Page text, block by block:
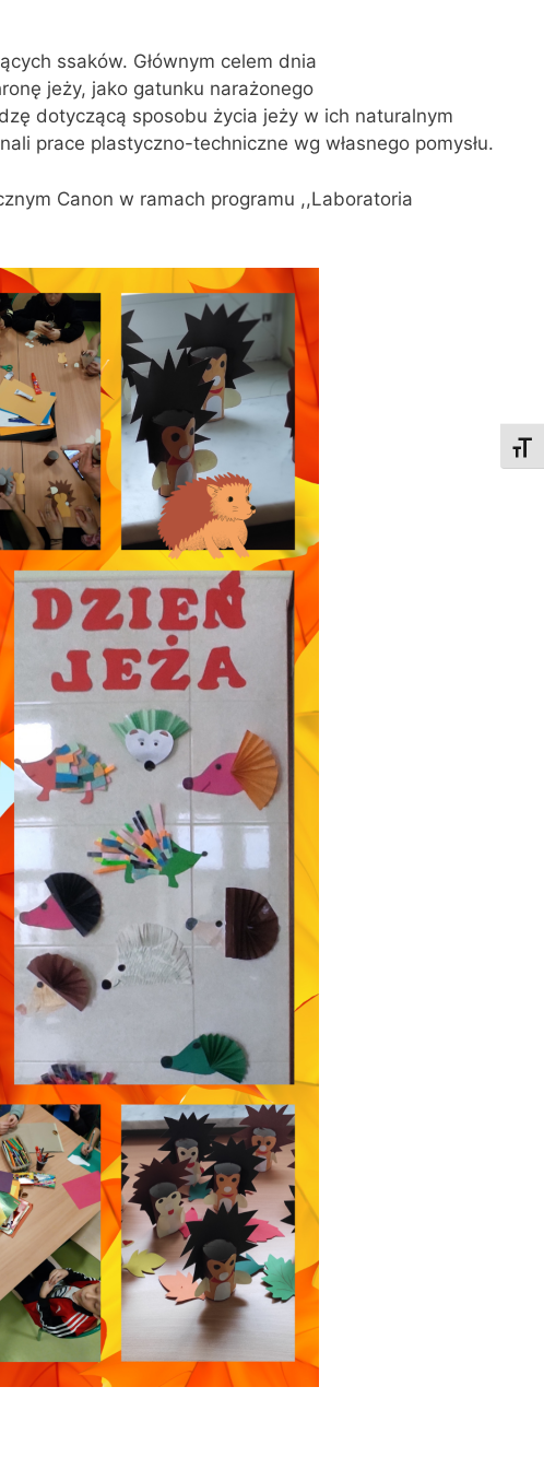
ssaków. Głównym celem dnia
jeży, jako gatunku narażonego
dotyczącą sposobu życia jeży w ich naturalnym
prace plastyczno-techniczne wg własnego pomysłu.
Canon w ramach programu ,,Laboratoria